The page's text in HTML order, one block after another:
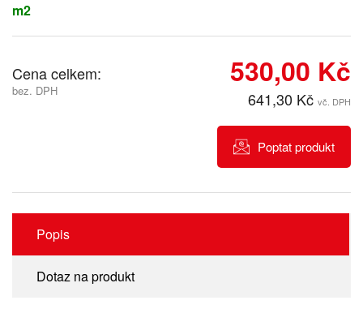
m2
Cena celkem:
bez. DPH
530,00 Kč
641,30 Kč vč. DPH
Poptat produkt
Popis
Dotaz na produkt